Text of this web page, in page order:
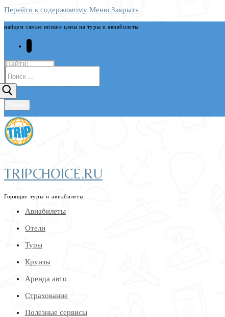
Перейти к содержимому Меню Закрыть
найдем самые низкие цены на туры и авиабилеты
Найти:
TRIPCHOICE.RU
Горящие туры и авиабилеты
Авиабилеты
Отели
Туры
Круизы
Аренда авто
Страхование
Полезные сервисы